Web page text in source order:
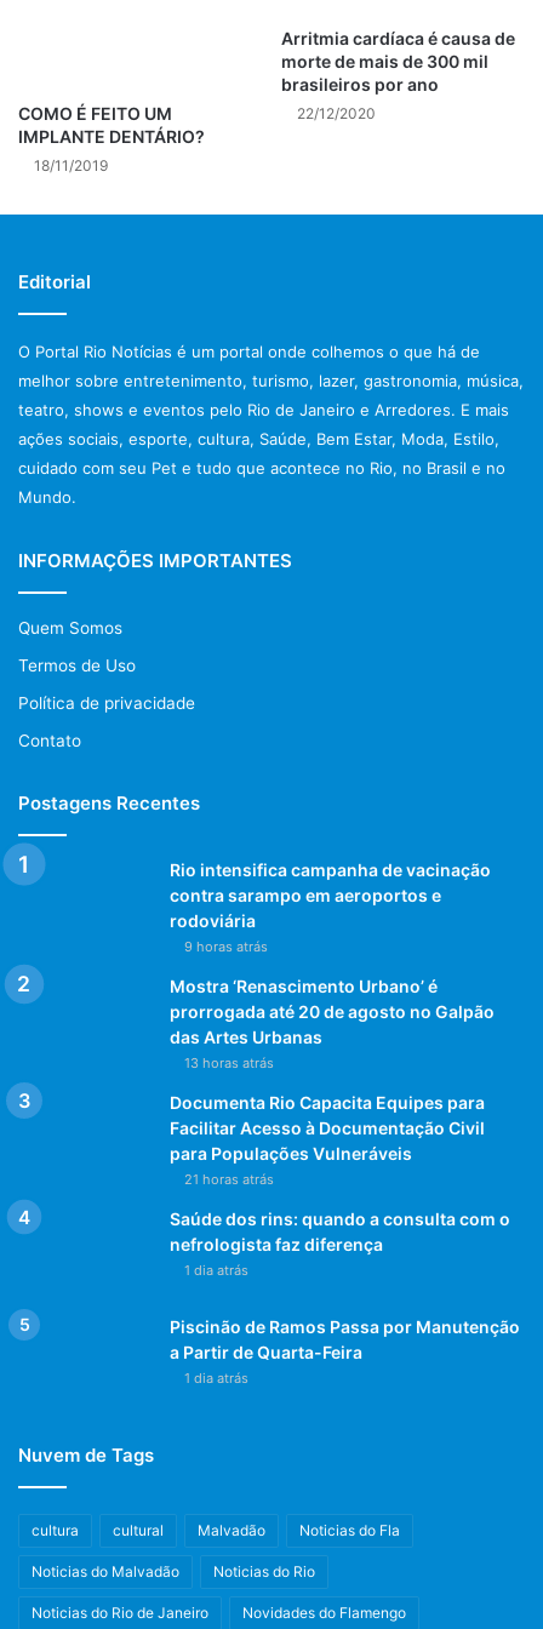
confirmação é obtida por meio da detecção do RNA do
SARS-CoV-2 na amostra analisada, preferencialmente
obtida de raspado (swab) de nasofaringe, isto é, material
obtido da mucosa do fundo do nariz com uma haste
flexível. A coleta pode ser feita a partir do terceiro dia após
ativo na nasofaringe, tornando possível aplicar a conduta
seguindo protocolo do Hospital Universitário Charité
(Berlim, Alemanha) e validado de acordo com as normas do
Colégio Americano de Patologistas (CAP).
Passo a passo do método RT-PCR:
DNA é amplificado;
amostra, sondas específicas detectam a sua presença
e emitem um sinal que é captado pelo equipamento,
sendo traduzido em resultado positivo;
Em caso de resultado positivo, a suspeita da COVID-
método RT-PCR da COVID-19
Clínica Felippe Mattoso
Unidade Barra Américas (Av. Das Américas, 4303 – Barra
da Tijuca – Rio de Janeiro/RJ)
Agendamento: (21) 99127-2097
Unidade Madureira (Av. Américo Brasiliense, 263 –
Madureira – Rio de Janeiro/RJ)
Agendamento: (21) 2538-3600
958
DRIVE THRU
Rio de Janeiro RJ
COMO É FEITO UM
IMPLANTE DENTÁRIO?
18/11/2019
Arritmia cardíaca é causa de
morte de mais de 300 mil
brasileiros por ano
22/12/2020
Editorial
O Portal Rio Notícias é um portal onde colhemos o que há de
melhor sobre entretenimento, turismo, lazer, gastronomia, música,
teatro, shows e eventos pelo Rio de Janeiro e Arredores. E mais
ações sociais, esporte, cultura, Saúde, Bem Estar, Moda, Estilo,
cuidado com seu Pet e tudo que acontece no Rio, no Brasil e no
Mundo.
INFORMAÇÕES IMPORTANTES
Quem Somos
Termos de Uso
Política de privacidade
Contato
Postagens Recentes
Rio intensifica campanha de vacinação
contra sarampo em aeroportos e
rodoviária
9 horas atrás
Mostra ‘Renascimento Urbano’ é
prorrogada até 20 de agosto no Galpão
das Artes Urbanas
13 horas atrás
Documenta Rio Capacita Equipes para
Facilitar Acesso à Documentação Civil
para Populações Vulneráveis
21 horas atrás
Saúde dos rins: quando a consulta com o
nefrologista faz diferença
1 dia atrás
Piscinão de Ramos Passa por Manutenção
a Partir de Quarta-Feira
1 dia atrás
Nuvem de Tags
cultura cultural Malvadão Noticias do Fla
Noticias do Malvadão Noticias do Rio
Noticias do Rio de Janeiro Novidades do Flamengo